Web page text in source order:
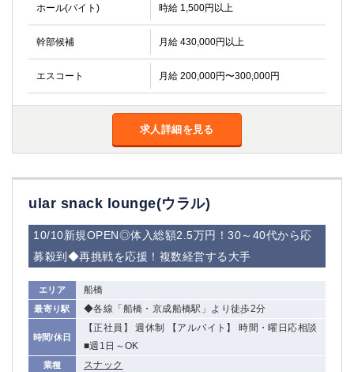
ホール(バイト) 時給 1,500円以上
幹部候補 月給 430,000円以上
エスコート 月給 200,000円〜300,000円
求人詳細を見る
ular snack lounge(ウラル)
10/10新規OPEN◎体入総額2.5万円！30～40代から応
募殺到◆再挑戦を応援！複数経営する大手
エリア 船橋
最寄り駅 ◆各線「船橋・京成船橋駅」より徒歩2分
時間/休日
【正社員】 週休制 【アルバイト】 時間・曜日応相談
■週1日～OK
業種 スナック
土浦 ひたち野うしく
群馬県
高崎 館林
選択した内容で設定